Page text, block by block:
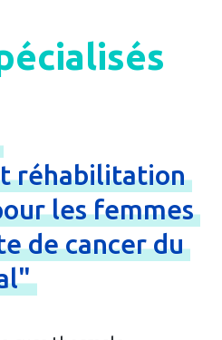
réhabilitation
lesfemmes
decancerdu